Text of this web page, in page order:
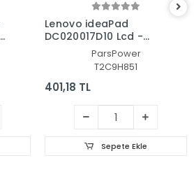
Lenovo ideaPad
DC020017D10 Lcd -
Ekran Data Flex Kablo
ParsPower
T2C9H851
401,18 TL
Sepete Ekle